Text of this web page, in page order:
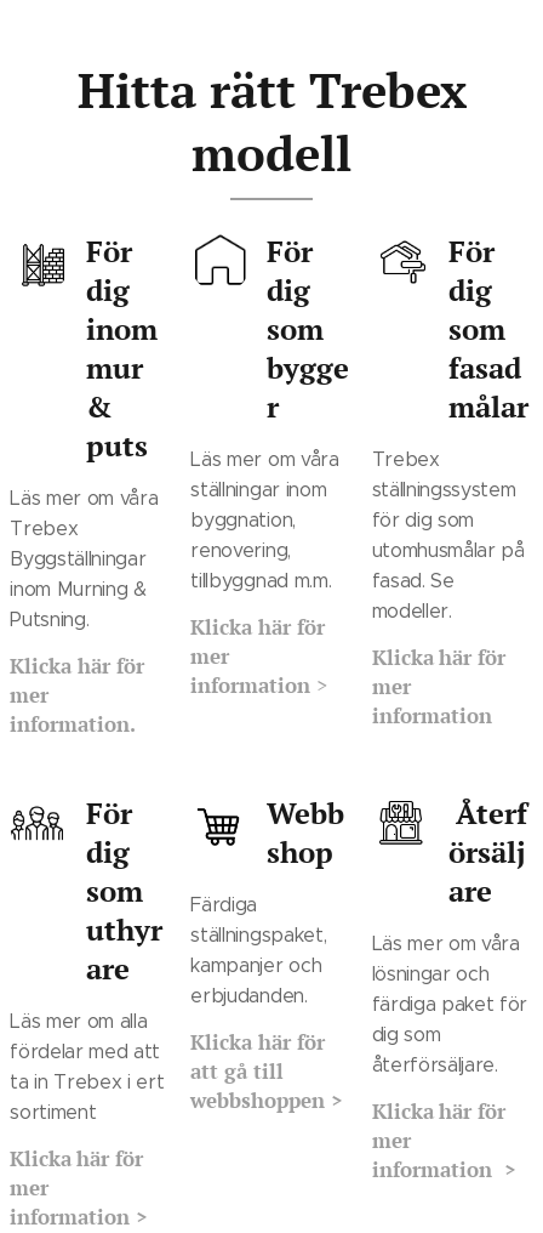
Hitta rätt Trebex
modell
För
dig
inom
mur
&
puts
Läs mer om våra
Trebex
Byggställningar
inom Murning &
Putsning.
Klicka här för
mer
information.
För
dig
som
bygge
r
Läs mer om våra
ställningar inom
byggnation,
renovering,
tillbyggnad m.m.
Klicka här för
mer
information >
För
dig
som
fasad
målar
Trebex
ställningssystem
för dig som
utomhusmålar på
fasad. Se
modeller.
Klickahär för
mer
information
För
dig
som
uthyr
are
Läs mer om alla
fördelar med att
ta in Trebex i ert
sortiment
Klickahär för
mer
information >
Webb
shop
Färdiga
ställningspaket,
kampanjer och
erbjudanden.
Klicka här för
att gå till
webbshoppen >
Återf
örsälj
are
Läs mer om våra
lösningar och
färdiga paket för
dig som
återförsäljare.
Klickahär för
mer
information >